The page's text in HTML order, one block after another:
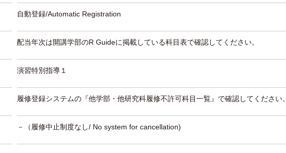
自動登録/Automatic Registration
配当年次は開講学部のR Guideに掲載している科目表で確認してください。
演習特別指導１
履修登録システムの『他学部・他研究科履修不許可科目一覧』で確認してください。
－（履修中止制度なし/ No system for cancellation)